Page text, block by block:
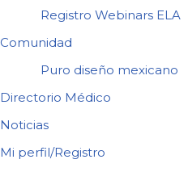
Registro Webinars ELA
Comunidad
Puro diseño mexicano
Directorio Médico
Noticias
Mi perfil/Registro